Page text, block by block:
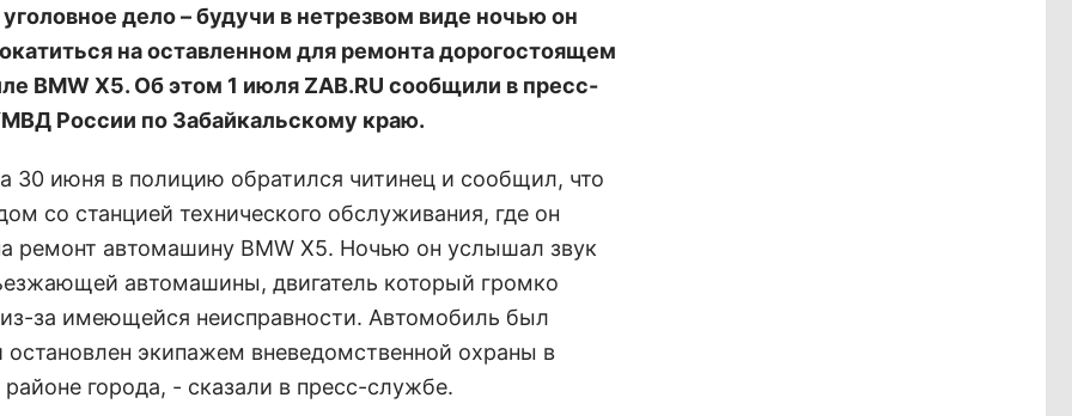
дело – будучи в нетрезвом виде ночью он
на оставленном для ремонта дорогостоящем
BMW Х5. Об этом 1 июля ZAB.RU сообщили в пресс-
России по Забайкальскому краю.
30 июня в полицию обратился читинец и сообщил, что
со станцией технического обслуживания, где он
ремонт автомашину BMW Х5. Ночью он услышал звук
автомашины, двигатель который громко
из-за имеющейся неисправности. Автомобиль был
остановлен экипажем вневедомственной охраны в
города, - сказали в пресс-службе.